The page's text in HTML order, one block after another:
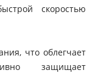
скоростью
что облегчает
защищает